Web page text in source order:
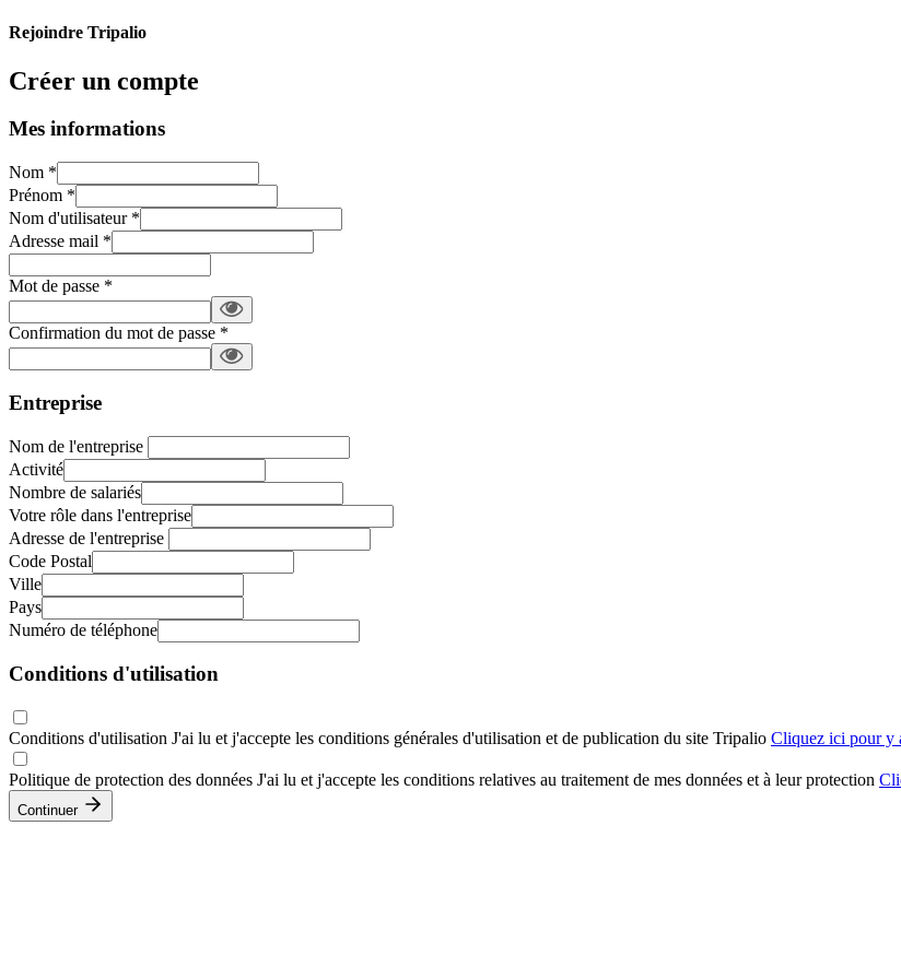
Rejoindre Tripalio
Créer un compte
Mes informations
Nom *
Prénom *
Nom d'utilisateur*
Adresse mail *
Mot de passe *
Confirmation du mot de passe *
Entreprise
Nom de l'entreprise
Activité
Nombre de salariés
Votre rôle dans l'entreprise
Adresse de l'entreprise
Code Postal
Ville
Pays
Numéro de téléphone
Conditions d'utilisation
Conditions d'utilisation J'ai lu et j'accepte les conditions générales d'utilisation et de publication du site Tripalio Cliquez ici pour y
Politique de protection des données J'ai lu et j'accepte les conditions relatives au traitement de mes données et à leur protection
Continuer